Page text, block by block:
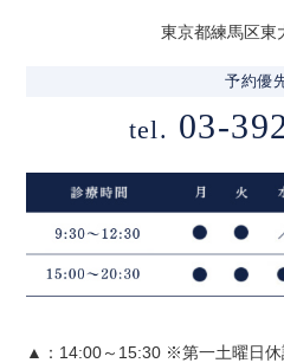
東京都練馬区東
tel. 03-
予約優
▲：14:00～15:30 ※第一土曜日休